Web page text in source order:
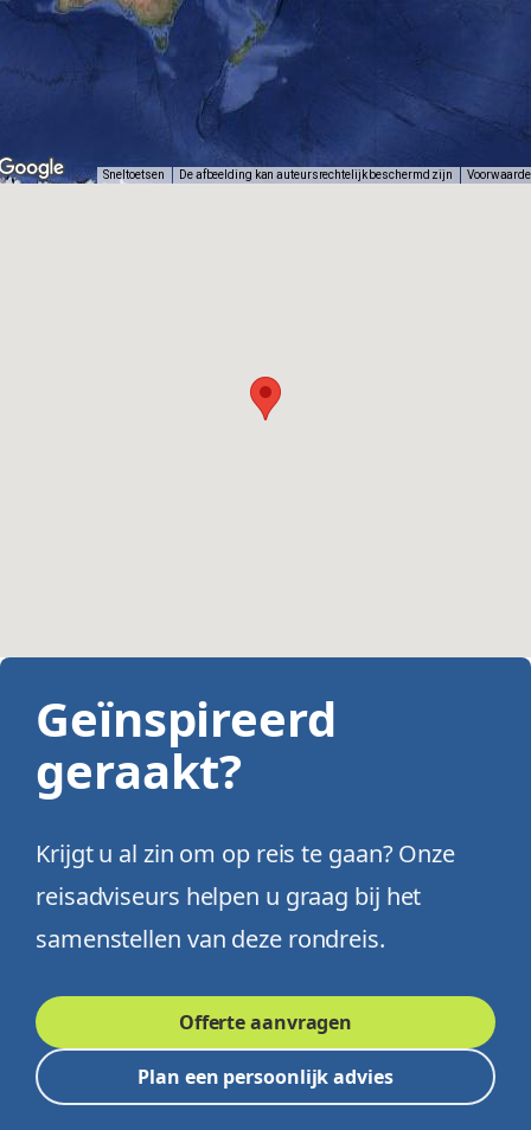
Sneltoetsen De afbeelding kan auteursrechtelijk beschermd zijn
Geïnspireerd
geraakt?
Krijgt u al zin om op reis te gaan? Onze
reisadviseurs helpen u graag bij het
samenstellen van deze rondreis.
Offerte aanvragen
Plan een persoonlijk advies